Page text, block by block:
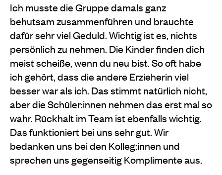
Ich musste die Gruppe damals ganz
behutsam zusammenführen und brauchte
dafür sehr viel Geduld. Wichtig ist es, nichts
persönlich zu nehmen. Die Kinder finden dich
meist scheiße, wenn du neu bist. So oft habe
ich gehört, dass die andere Erzieherin viel
besser war als ich. Das stimmt natürlich nicht,
aber die Schüler:innen nehmen das erst mal so
wahr. Rückhalt im Team ist ebenfalls wichtig.
Das funktioniert bei uns sehr gut. Wir
bedanken uns bei den Kolleg:innen und
sprechen uns gegenseitig Komplimente aus.